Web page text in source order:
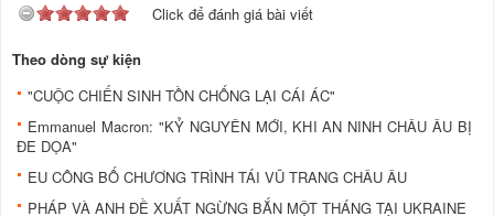
Click để đánh giá bài viết
Theo dòng sự kiện
"CUỘC CHIẾN SINH TỒN CHỐNG LẠI CÁI ÁC"
Emmanuel Macron: "KỶ NGUYÊN MỚI, KHI AN NINH CHÂU ÂU BỊ
ĐE DỌA"
EU CÔNG BỐ CHƯƠNG TRÌNH TÁI VŨ TRANG CHÂU ÂU
PHÁP VÀ ANH ĐỀ XUẤT NGỪNG BẮN MỘT THÁNG TẠI UKRAINE